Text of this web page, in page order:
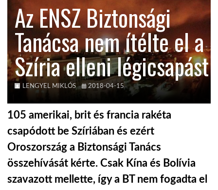
GLOBOTV
AFRIKA TUDÁSTÁR
A NAP SZÉPE
LINKTR.EE
GLOBOZSARU
DOBRAVERO.HU
Az ENSZ Biztonsági
Tanácsa nem ítélte el a
Szíria elleni légicsapást
LENGYEL MIKLÓS 2018-04-15
105 amerikai, brit és francia rakéta
csapódott be Szíriában és ezért
Oroszország a Biztonsági Tanács
összehívását kérte. Csak Kína és Bolívia
szavazott mellette, így a BT nem fogadta el